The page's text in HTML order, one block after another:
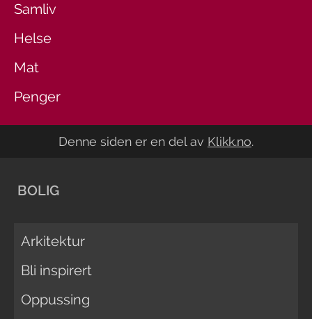
Samliv
Helse
Mat
Penger
Denne siden er en del av Klikk.no.
BOLIG
Arkitektur
Bli inspirert
Oppussing